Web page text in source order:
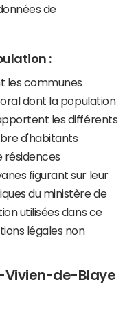
de
:
les communes
dont la population
les différents
d'habitants
résidences
figurant sur leur
du ministère de
utilisées dans ce
légales non
Vivien-de-Blaye